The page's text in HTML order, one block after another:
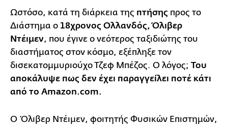
Ωστόσο, κατά τη διάρκεια της πτήσης προς το
Διάστημα ο 18χρονος Ολλανδός, Όλιβερ
Ντέιμεν, που έγινε ο νεότερος ταξιδιώτης του
διαστήματος στον κόσμο, εξέπληξε τον
δισεκατομμυριούχο Τζεφ Μπέζος. Ο λόγος; Του
αποκάλυψε πως δεν έχει παραγγείλει ποτέ κάτι
από το Amazon.com.
Ο Όλιβερ Ντέιμεν, φοιτητής Φυσικών Επιστημών,